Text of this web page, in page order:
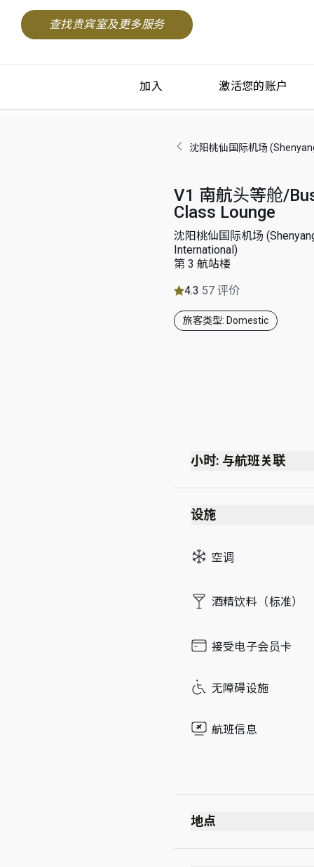
查找贵宾室及更多服务
加入 激活您的账户
沈阳桃仙国际机场
V1 南航头等舱/
Class Lounge
沈阳桃仙国际机场
International)
第 3 航站楼
4.3 57 评价
旅客类型: Domestic
小时: 与航班关联
06:00 至南航末班航
设施
空调
酒精饮料（标准）
接受电子会员卡
无障碍设施
航班信息
地点